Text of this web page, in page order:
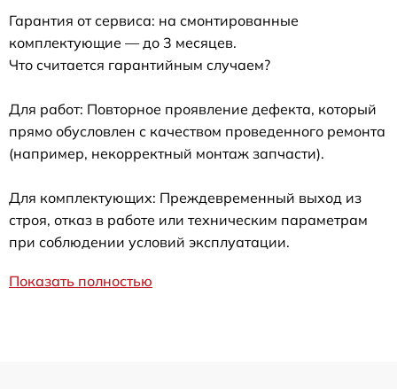
Гарантия от сервиса: на смонтированные
комплектующие — до 3 месяцев.
Что считается гарантийным случаем?
Для работ: Повторное проявление дефекта, который
прямо обусловлен с качеством проведенного ремонта
(например, некорректный монтаж запчасти).
Для комплектующих: Преждевременный выход из
строя, отказ в работе или техническим параметрам
при соблюдении условий эксплуатации.
Показать полностью